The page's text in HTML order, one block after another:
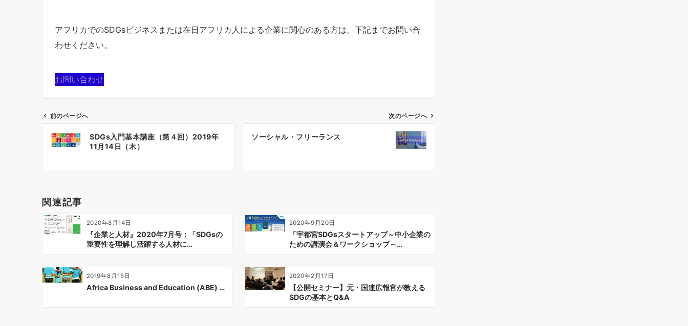
アフリカでのSDGsビジネスまたは在日アフリカ人による企業に関心のある方は、下記までお問い合
わせください。
お問い合わせ
ビ
シ
ョ
ン
前のページへ
SDGs入門基本講座（第４回）2019年
11月14日（木）
次のページへ
ソーシャル・フリーランス
関連記事
2020年8月14日
『企業と人材』2020年7月号：「SDGsの
重要性を理解し活躍する人材に…
2020年9月20日
「宇都宮SDGsスタートアップ～中小企業の
ための講演会＆ワークショップ～…
2019年8月15日
Africa Business and Education (ABE) …
2020年2月17日
【公開セミナー】元・国連広報官が教える
SDGの基本とQ&A